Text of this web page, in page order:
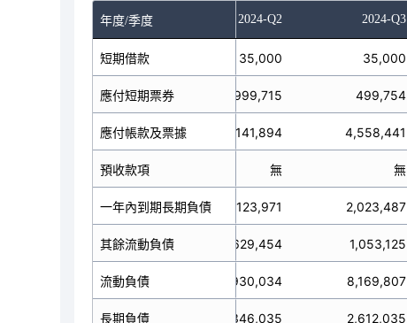
年度/季度
2024-Q1 2024-Q2 2024-Q3
短期借款
應付短期票券
應付帳款及票據
預收款項
一年內到期長期負債
其餘流動負債
流動負債
長期負債
35,000 35,000 35,000
999,715 999,715 499,754
3,343,834 4,141,894 4,558,441
無 無 無
423,971 123,971 2,023,487
1,169,647 2,629,454 1,053,125
5,972,167 7,930,034 8,169,807
3,773,214 4,346,035 2,612,035